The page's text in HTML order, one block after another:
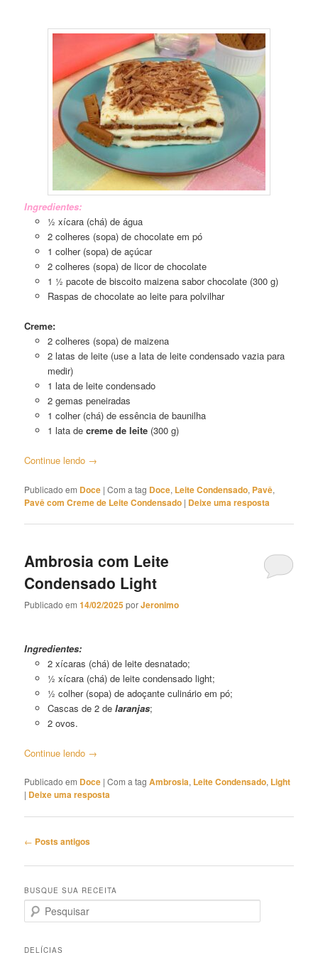
Ingredientes:
½ xícara (chá) de água
2 colheres (sopa) de chocolate em pó
1 colher (sopa) de açúcar
2 colheres (sopa) de licor de chocolate
1 ½ pacote de biscoito maizena sabor chocolate (300 g)
Raspas de chocolate ao leite para polvilhar
Creme:
2 colheres (sopa) de maizena
2 latas de leite (use a lata de leite condensado vazia para
medir)
1 lata de leite condensado
2 gemas peneiradas
1 colher (chá) de essência de baunilha
1 lata de creme de leite(300 g)
Continue lendo →
Publicado em Doce |Com a tag Doce, Leite Condensado, Pavê,
Pavê com Creme de Leite Condensado | Deixe uma resposta
Ambrosia com Leite
Condensado Light
Publicado em14/02/2025porJeronimo
Ingredientes:
2 xícaras (chá) de leite desnatado;
½ xícara (chá) de leite condensado light;
½ colher (sopa) de adoçante culinário em pó;
Cascas de 2 de laranjas;
2 ovos.
Continue lendo →
Publicado em Doce |Com a tagAmbrosia, Leite Condensado, Light
| Deixe uma resposta
Navegação
posts
← Posts antigos
BUSQUE SUA RECEITA
e
q
DELÍCIAS